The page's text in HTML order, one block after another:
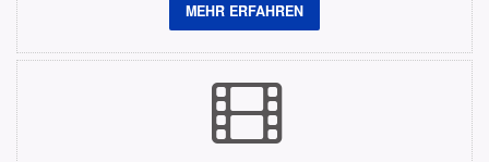
MEHR ERFAHREN